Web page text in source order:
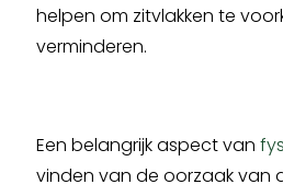
helpen om zitvlakken te
verminderen.
Een belangrijk aspect van
vinden van de oorzaak van